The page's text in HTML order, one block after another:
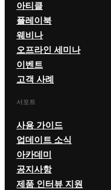
아티클
플레이북
웨비나
오프라인 세미나
이벤트
고객 사례
서포트
사용 가이드
업데이트 소식
아카데미
공지사항
제품 인터뷰 지원